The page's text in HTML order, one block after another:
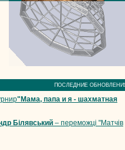
ПОСЛЕДНИЕ
"Мама, папа и я - шахматная
Білявський – переможці "Матчів